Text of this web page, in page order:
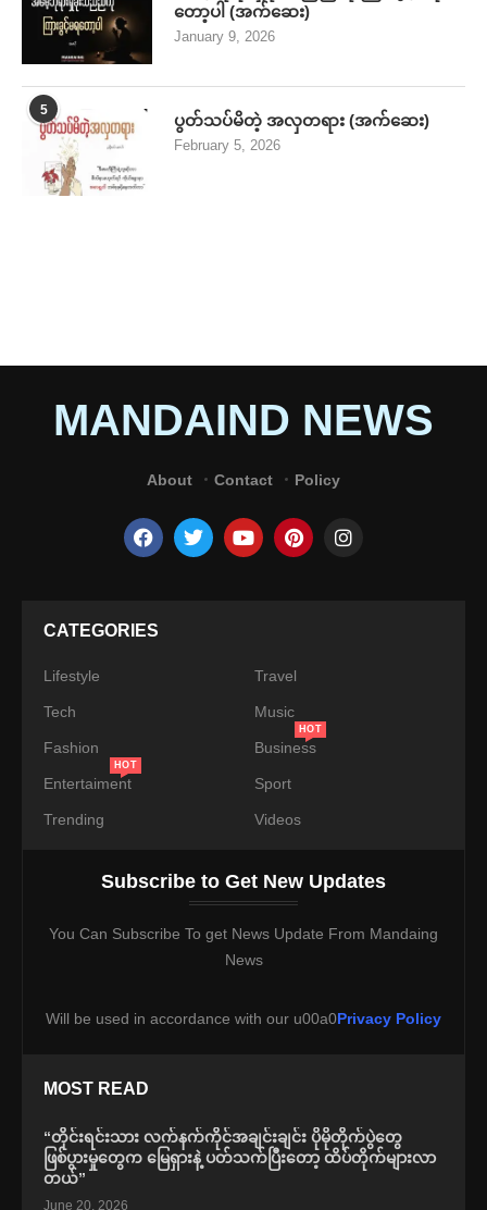
တော့ပါ (အက်ဆေး)
January 9, 2026
5
ပွတ်သပ်မိတဲ့ အလှတရား (အက်ဆေး)
February 5, 2026
About Contact Policy
MANDAIND NEWS
CATEGORIES
Lifestyle Travel
Tech Music
Fashion Business
HOT
Entertaiment
HOT
Sport
Trending Videos
Subscribe to Get New Updates
You Can Subscribe To get News Update From Mandaing
News
Will be used in accordance with our u00a0Privacy Policy
MOST READ
“တိုင်းရင်းသား လက်နက်ကိုင်အချင်းချင်း ပိုမိုတိုက်ပွဲတွေ
ဖြစ်ပွားမှုတွေက မြေရှားနဲ့ ပတ်သက်ပြီးတော့ ထိပ်တိုက်များလာ
တယ်”
June 20, 2026